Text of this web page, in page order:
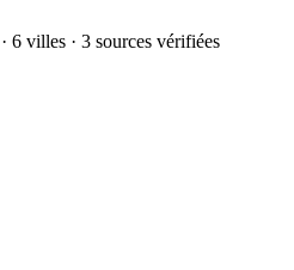
6 villes · 3 sources vérifiées